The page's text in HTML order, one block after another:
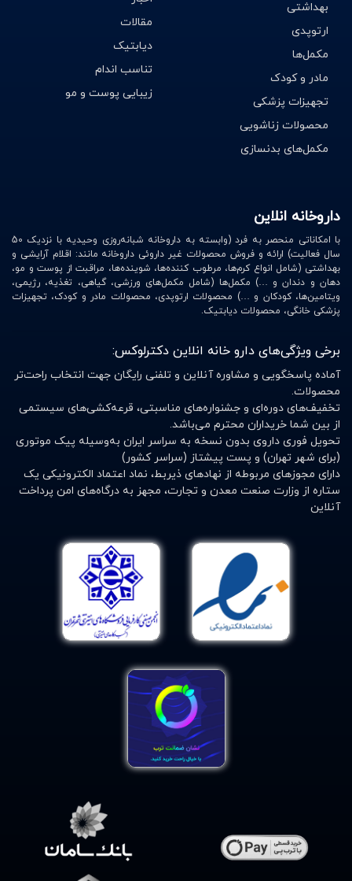
بهداشتی
ارتوپدی
مکمل‌ها
مادر و کودک
تجهیزات پزشکی
محصولات زناشویی
مکمل‌های بدنسازی
مقالات
دیابتیک
تناسب اندام
زیبایی پوست و مو
داروخانه انلاین
با امکاناتی منحصر به فرد (وابسته به داروخانه شبانه‌روزی وحیدیه با نزدیک 50
سال فعالیت) ارائه و فروش محصولات غیر داروئی داروخانه مانند: اقلام آرایشی و
بهداشتی (شامل انواع کرم‌ها، مرطوب کننده‌ها، شوینده‌ها، مراقبت از پوست و مو،
دهان و دندان و …) مکمل‌ها (شامل مکمل‌های ورزشی، گیاهی، تغذیه، رژیمی،
ویتامین‌ها، کودکان و …) محصولات ارتوپدی، محصولات مادر و کودک، تجهیزات
پزشکی خانگی، محصولات دیابتیک.
برخی ویژگی‌های دارو خانه انلاین دکترلوکس:
آماده پاسخگویی و مشاوره آنلاین و تلفنی رایگان جهت انتخاب راحت‌تر
محصولات.
تخفیف‌های دوره‌ای و جشنواره‌های مناسبتی، قرعه‌کشی‌های سیستمی
از بین شما خریداران محترم می‌باشد.
تحویل فوری داروی بدون نسخه به سراسر ایران به‌وسیله پیک موتوری
(برای شهر تهران) و پست پیشتاز (سراسر کشور)
دارای مجوزهای مربوطه از نهادهای ذیربط، نماد اعتماد الکترونیکی یک
ستاره از وزارت صنعت معدن و تجارت، مجهز به درگاه‌های امن پرداخت
آنلاین